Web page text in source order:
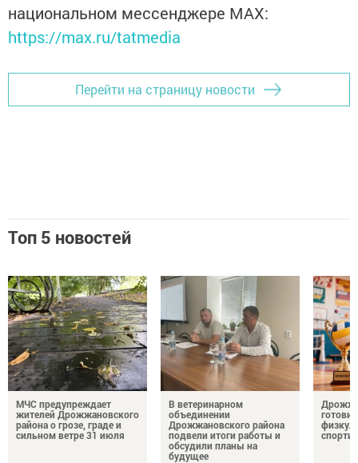
национальном мессенджере MАХ:
https://max.ru/tatmedia
Перейти на страницу новости
Топ 5 новостей
МЧС предупреждает
жителей Дрожжановского
района о грозе, граде и
сильном ветре 31 июля
В ветеринарном
объединении
Дрожжановского района
подвели итоги работы и
обсудили планы на
будущее